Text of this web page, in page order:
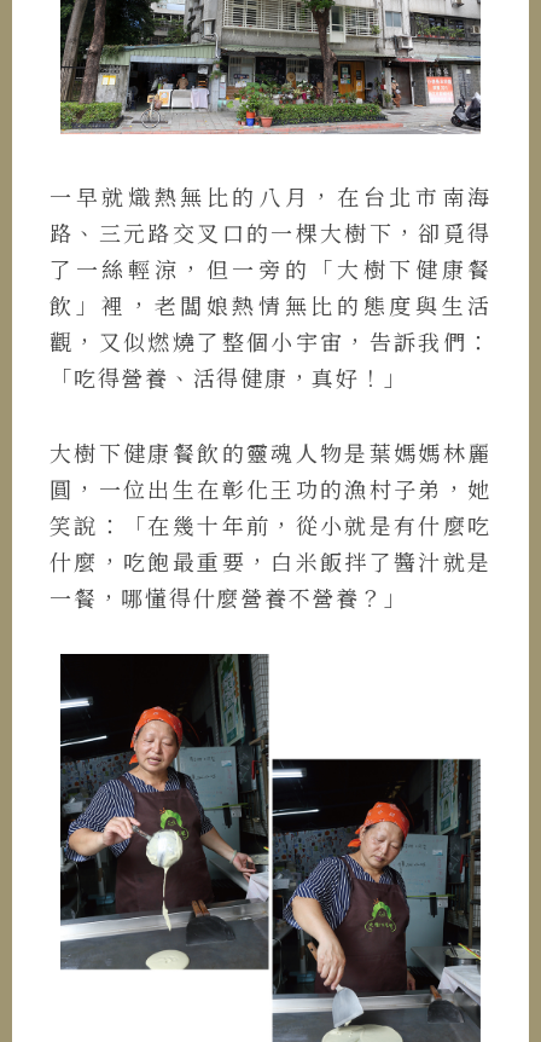
一早就熾熱無比的八月，在台北市南海
路、三元路交叉口的一棵大樹下，卻覓得
了一絲輕涼，但一旁的「大樹下健康餐
飲」裡，老闆娘熱情無比的態度與生活
觀，又似燃燒了整個小宇宙，告訴我們：
「吃得營養、活得健康，真好！」
大樹下健康餐飲的靈魂人物是葉媽媽林麗
圓，一位出生在彰化王功的漁村子弟，她
笑說：「在幾十年前，從小就是有什麼吃
什麼，吃飽最重要，白米飯拌了醬汁就是
一餐，哪懂得什麼營養不營養？」